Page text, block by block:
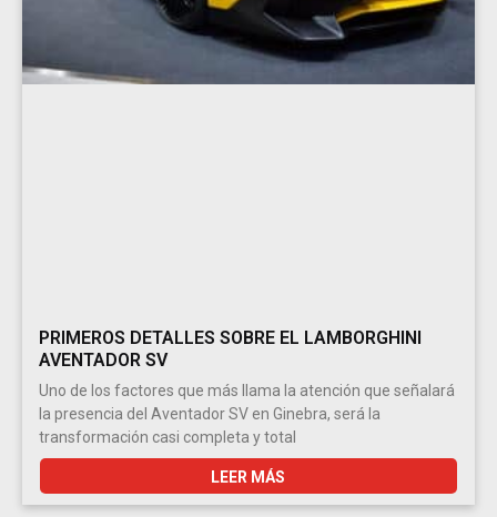
PRIMEROS DETALLES SOBRE EL LAMBORGHINI
AVENTADOR SV
Uno de los factores que más llama la atención que señalará
la presencia del Aventador SV en Ginebra, será la
transformación casi completa y total
LEER MÁS